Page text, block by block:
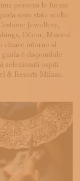
persona le fucine
sono state scelte
Jewellery,
Décor, Musical
chiave intorno al
è disponibile
selezionati ospiti
& Resorts Milano.